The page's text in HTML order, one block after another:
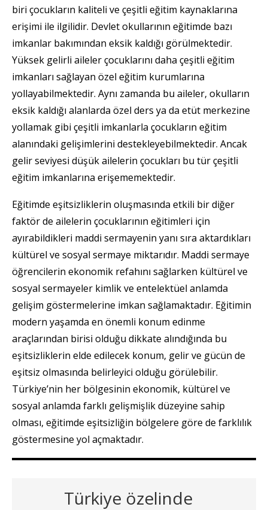
biri çocukların kaliteli ve çeşitli eğitim kaynaklarına
erişimi ile ilgilidir. Devlet okullarının eğitimde bazı
imkanlar bakımından eksik kaldığı görülmektedir.
Yüksek gelirli aileler çocuklarını daha çeşitli eğitim
imkanları sağlayan özel eğitim kurumlarına
yollayabilmektedir. Aynı zamanda bu aileler, okulların
eksik kaldığı alanlarda özel ders ya da etüt merkezine
yollamak gibi çeşitli imkanlarla çocukların eğitim
alanındaki gelişimlerini destekleyebilmektedir. Ancak
gelir seviyesi düşük ailelerin çocukları bu tür çeşitli
eğitim imkanlarına erişememektedir.
Eğitimde eşitsizliklerin oluşmasında etkili bir diğer
faktör de ailelerin çocuklarının eğitimleri için
ayırabildikleri maddi sermayenin yanı sıra aktardıkları
kültürel ve sosyal sermaye miktarıdır. Maddi sermaye
öğrencilerin ekonomik refahını sağlarken kültürel ve
sosyal sermayeler kimlik ve entelektüel anlamda
gelişim göstermelerine imkan sağlamaktadır. Eğitimin
modern yaşamda en önemli konum edinme
araçlarından birisi olduğu dikkate alındığında bu
eşitsizliklerin elde edilecek konum, gelir ve gücün de
eşitsiz olmasında belirleyici olduğu görülebilir.
Türkiye’nin her bölgesinin ekonomik, kültürel ve
sosyal anlamda farklı gelişmişlik düzeyine sahip
olması, eğitimde eşitsizliğin bölgelere göre de farklılık
göstermesine yol açmaktadır.
Türkiye özelinde